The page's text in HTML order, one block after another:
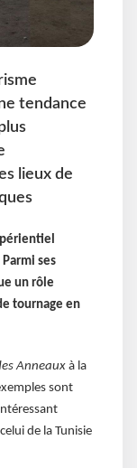
tendance
lieux de
ses
un rôle
tournage en
Anneaux à la
sont
de la Tunisie